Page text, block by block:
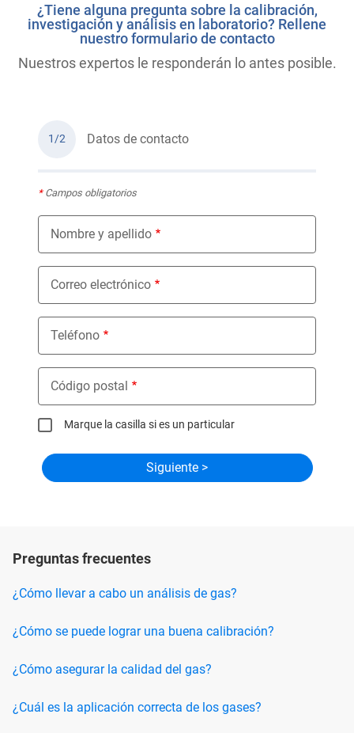
¿Tiene alguna pregunta sobre la calibración,
investigación y análisis en laboratorio? Rellene
nuestro formulario de contacto
Nuestros expertos le responderán lo antes posible.
1/2 Datos de contacto
*Campos obligatorios
Nombre y apellido
Correo electrónico
Teléfono
Código postal
Marque la casilla si es un particular
Preguntas frecuentes
¿Cómo llevar a cabo un análisis de gas?
¿Cómo se puede lograr una buena calibración?
¿Cómo asegurar la calidad del gas?
¿Cuál es la aplicación correcta de los gases?